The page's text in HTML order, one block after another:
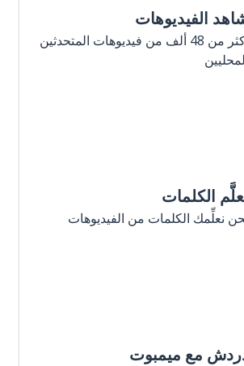
الفيديوهات
أكثر من 48 ألف من فيديوهات المتحدثين
الكلمات
نعلِّمك الكلمات من الفيديوهات
مع ميمبوت